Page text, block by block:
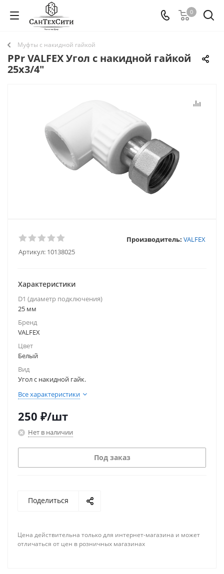
0
Муфты с накидной гайкой
PPr VALFEX Угол с накидной гайкой
25х3/4"
Артикул: 10138025
Производитель: VALFEX
Характеристики
D1 (диаметр подключения)
25 мм
Бренд
VALFEX
Цвет
Белый
Вид
Угол с накидной гайк.
Все характеристики
250 ₽/шт
Нет в наличии
Под заказ
Поделиться
Цена действительна только для интернет-магазина и может
отличаться от цен в розничных магазинах